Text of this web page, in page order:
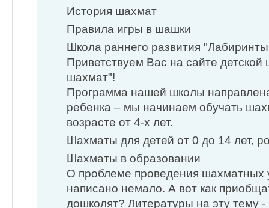
История шахмат
Правила игры в шашки
Школа раннего развития
Приветствуем Вас на сайте
шахмат"!
Программа нашей школы
ребенка – мы начинаем обучать
возрасте от 4-х лет.
Шахматы для детей от 0 до 14 лет,
Шахматы в образовании
О проблеме проведения шахматных
написано немало. А вот как
дошколят? Литературы на эту тему -